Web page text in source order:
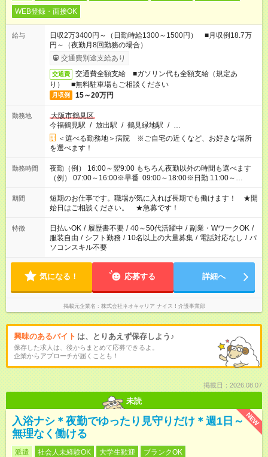
WEB登録・面接OK
給与
日収2万3400円～（日勤時給1300～1500円） ■月収例18.7万
円～（夜勤月8回勤務の場合）
交通費別途支給あり
交通費
交通費全額支給 ■ガソリン代も全額支給（規定あ
り） ■無料駐車場もご相談ください
月収例 15～20万円
勤務地
大阪市鶴見区
今福鶴見駅 / 放出駅 / 鶴見緑地駅 / …
＜選べる勤務地＞病院 ※ご自宅の近くなど、お好きな場所
を選べます！
勤務時間
夜勤（例） 16:00～翌9:00 もちろん夜勤以外の時間も選べます
（例） 07:00～16:00※早番 09:00～18:00※日勤 11:00～
20:00※遅番 ※時間は、固定・選べる施設もあるので、ご希望が
あれば調整できます！ ※シフト制。勤務地により実働時間が異
なります。★家庭の都合でお休みが必要な場合も遠慮なくご相談
ください。
期間
短期のお仕事です。職場が気に入れば長期でも働けます！ ★開
始日はご相談ください。 ★急募です！
特徴 日払いOK / 履歴書不要 / 40～50代活躍中 / 副業・WワークOK /
服装自由 / シフト勤務 / 10名以上の大量募集 / 電話対応なし / パ
ソコンスキル不要
気になる！ 応募する 詳細へ
掲載元企業名 株式会社ネオキャリア ナイス！介護事業部
興味のあるバイト は、とりあえず保存しよう♪
保存した求人は、後からまとめて応募できるよ。
企業からアプローチが届くことも！
掲載日：2026.08.07
未読
NEW
入浴ナシ＊夜勤でゆったり見守りだけ＊週1日～
無理なく働ける
派遣 社会人未経験OK 大学生歓迎
ブランクOK